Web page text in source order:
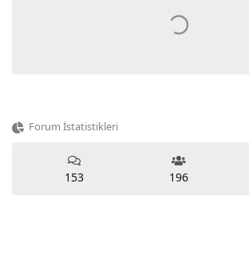
Forum İstatistikleri
153 196